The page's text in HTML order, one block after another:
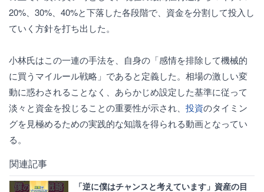
20%、30%、40%と下落した各段階で、資金を分割して投入し
ていく方針を打ち出した。
小林氏はこの一連の手法を、自身の「感情を排除して機械的
に買うマイルール戦略」であると定義した。相場の激しい変
動に惑わされることなく、あらかじめ設定した基準に従って
淡々と資金を投じることの重要性が示され、 投資のタイミン
グを見極めるための実践的な知識を得られる動画となってい
る。
関連記事
「逆に僕はチャンスと考えています」資産の目